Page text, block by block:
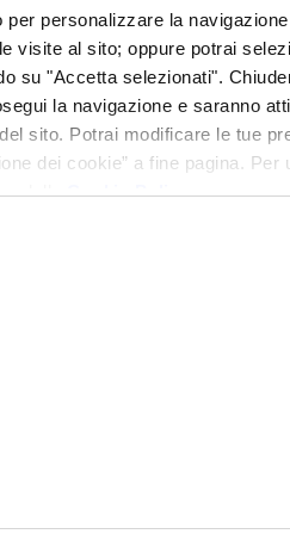
personalizzare la
visite al sito; oppure potrai
su "Accetta selezionati".
la navigazione e saranno
sito. Potrai modificare le tue
dei cookie” a fine pagina. Per
dellaCookie Policy.
presto per
e una
con una cena
della
è